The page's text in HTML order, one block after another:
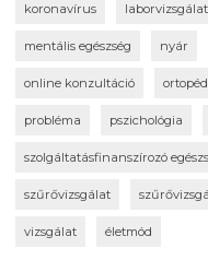
koronavírus laborvizsgálat
mentális egészség nyár
online konzultáció
probléma pszichológia
szolgáltatásfinanszírozó
szűrővizsgálat
vizsgálat életmód